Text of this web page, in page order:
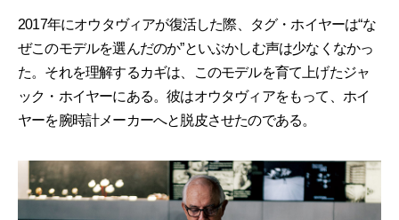
2017年にオウタヴィアが復活した際、タグ・ホイヤーは“な
ぜこのモデルを選んだのか”といぶかしむ声は少なくなかっ
た。それを理解するカギは、このモデルを育て上げたジャ
ック・ホイヤーにある。彼はオウタヴィアをもって、ホイ
ヤーを腕時計メーカーへと脱皮させたのである。